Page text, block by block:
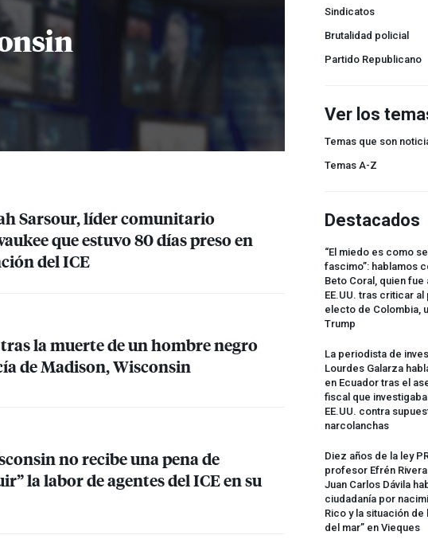
Sarsour, líder comunitario
que estuvo 80 días preso en
delICE
la muerte de un hombre negro
de Madison, Wisconsin
no recibe una pena de
la labor de agentes delICEen su
Sindicatos
Brutalidad policial
Partido Republicano
Ver los
Temas que son
Temas A-Z
Destacados
“El miedo es como
fascimo”: hablamos
Beto Coral, quien
EE.UU. tras criticar
electo de Colombia,
Trump
La periodista de
Lourdes Galarza
en Ecuador tras el
fiscal que
EE.UU. contra
narcolanchas
Diez años de la ley
profesor Efrén
Juan Carlos Dávila
ciudadanía por
Rico y la situación
del mar” en Vieques